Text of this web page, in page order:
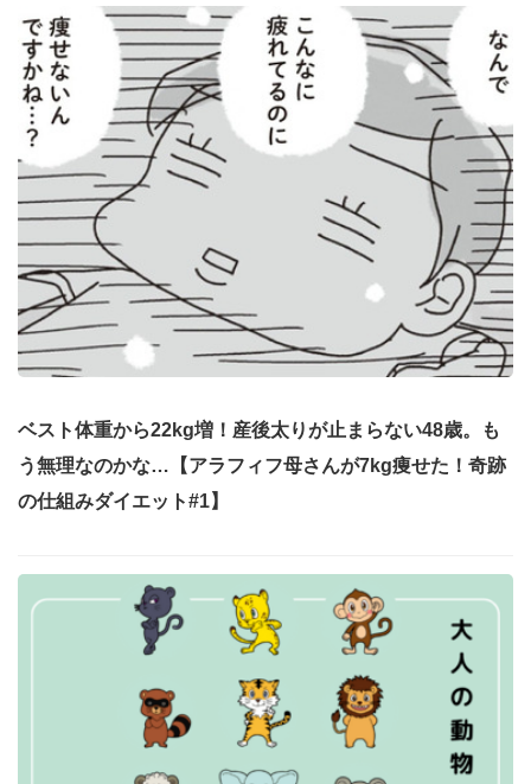
ベスト体重から22kg増！産後太りが止まらない48歳。も
う無理なのかな…【アラフィフ母さんが7kg痩せた！奇跡
の仕組みダイエット#1】